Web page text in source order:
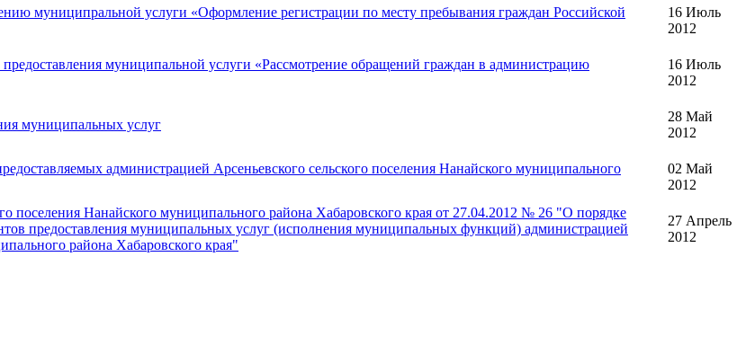
муниципральной услуги «Оформление регистрации по месту пребывания граждан Российской
16 Июль
2012
муниципальной услуги «Рассмотрение обращений граждан в администрацию
16 Июль
2012
муниципальных услуг
28 Май
2012
администрацией Арсеньевского сельского поселения Нанайского муниципального
02 Май
2012
поселения Нанайского муниципального района Хабаровского края от 27.04.2012 № 26 "О порядке
предоставления муниципальных услуг (исполнения муниципальных функций) администрацией
района Хабаровского края"
27 Апрель
2012